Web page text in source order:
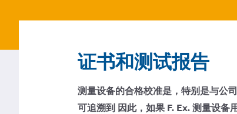
证书和测试报告
测量设备的合格校准是，特别是与公
可追溯到 因此，如果 F. Ex. 测量设备